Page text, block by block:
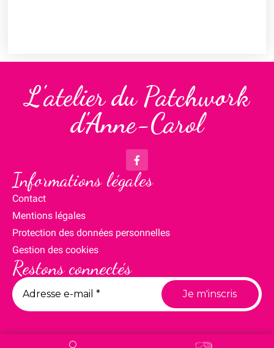
L'atelier du Patchwork
d'Anne-Carol
Informations légales
Contact
Mentions légales
Protection des données personnelles
Gestion des cookies
Restons connectés